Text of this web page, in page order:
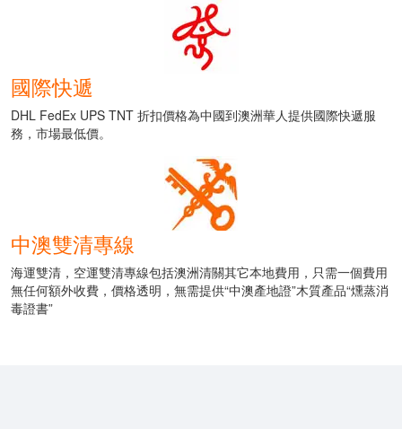
國際快遞
DHL FedEx UPS TNT 折扣價格為中國到澳洲華人提供國際快遞服
務，市場最低價。
中澳雙清專線
海運雙清，空運雙清專線包括澳洲清關其它本地費用，只需一個費用
無任何額外收費，價格透明，無需提供“中澳產地證”木質產品“燻蒸消
毒證書”